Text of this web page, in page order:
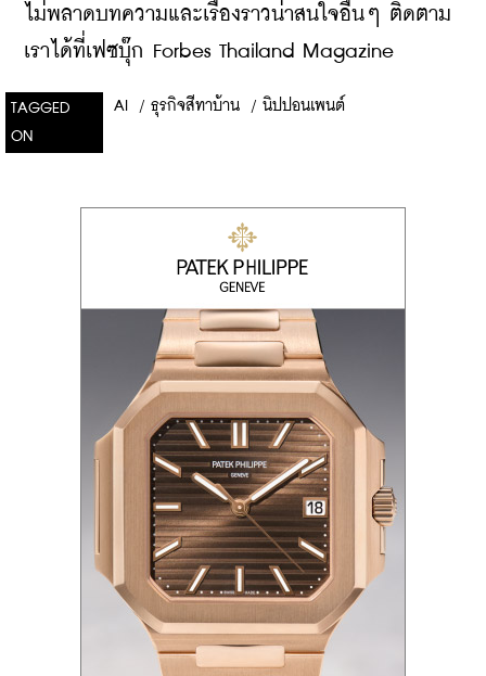
ไม่พลาดบทความและเรื่องราวน่าสนใจอื่นๆ ติดตาม
เราได้ที่เฟซบุ๊ก Forbes Thailand Magazine
TAGGED
ON
AI / ธุรกิจสีทาบ้าน / นิปปอนเพนต์